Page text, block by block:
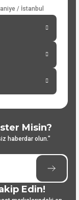
/ İstanbul
Misin?
haberdar olun."
Edin!